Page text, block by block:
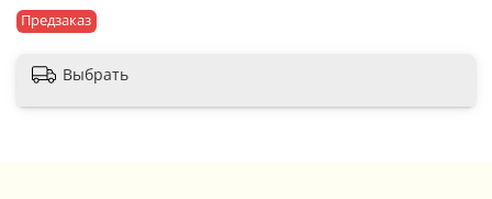
Предзаказ
Выбрать